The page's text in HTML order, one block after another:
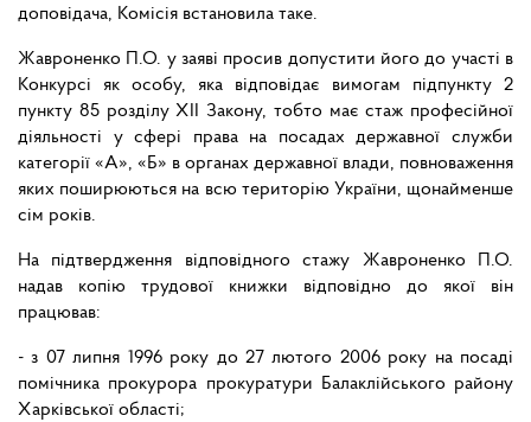
доповідача, Комісія встановила таке.
Жавроненко П.О. у заяві просив допустити його до участі в
Конкурсі як особу, яка відповідає вимогам підпункту 2
пункту 85 розділу ХІІ Закону, тобто має стаж професійної
діяльності у сфері права на посадах державної служби
категорії «А», «Б» в органах державної влади, повноваження
яких поширюються на всю територію України, щонайменше
сім років.
На підтвердження відповідного стажу Жавроненко П.О.
надав копію трудової книжки відповідно до якої він
працював:
- з 07 липня 1996 року до 27 лютого 2006 року на посаді
помічника прокурора прокуратури Балаклійського району
Харківської області;